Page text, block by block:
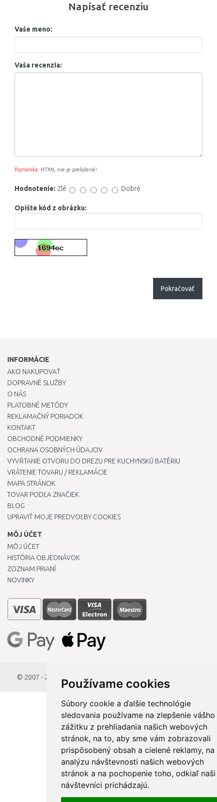
Používame cookies
Súbory cookie a ďalšie technológie
sledovania používame na zlepšenie vášho
zážitku z prehliadania našich webových
stránok, na to, aby sme vám zobrazovali
prispôsobený obsah a cielené reklamy, na
analýzu návštevnosti našich webových
stránok a na pochopenie toho, odkiaľ naši
návštevníci prichádzajú.
Napísať recenziu
Vaše meno:
Vaša recenzia:
Poznámka: HTML nie je preložené!
Hodnotenie: Zlé Dobré
Opište kód z obrázku:
Pokračovať
INFORMÁCIE
AKO NAKUPOVAŤ
DOPRAVNÉ SLUŽBY
O NÁS
PLATOBNÉ METÓDY
REKLAMAČNÝ PORIADOK
KONTAKT
OBCHODNÉ PODMIENKY
OCHRANA OSOBNÝCH ÚDAJOV
VYVŔTANIE OTVORU DO DREZU PRE KUCHYNSKÚ BATÉRIU
VRÁTENIE TOVARU / REKLAMÁCIE
MAPA STRÁNOK
TOVAR PODĽA ZNAČIEK
BLOG
UPRAVIŤ MOJE PREDVOĽBY COOKIES
MÔJ ÚČET
MÔJ ÚČET
HISTÓRIA OBJEDNÁVOK
ZOZNAM PRIANÍ
NOVINKY
© 2007 - 2026 StavbaEU.sk